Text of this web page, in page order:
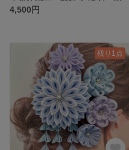
4,500円
残り1点